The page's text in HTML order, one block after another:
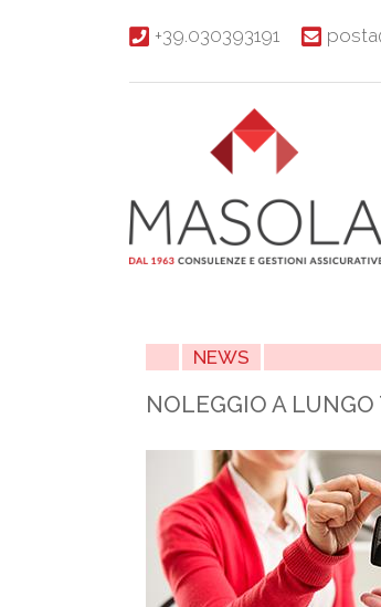
+39.030393191
NEWS
NOLEGGIO A